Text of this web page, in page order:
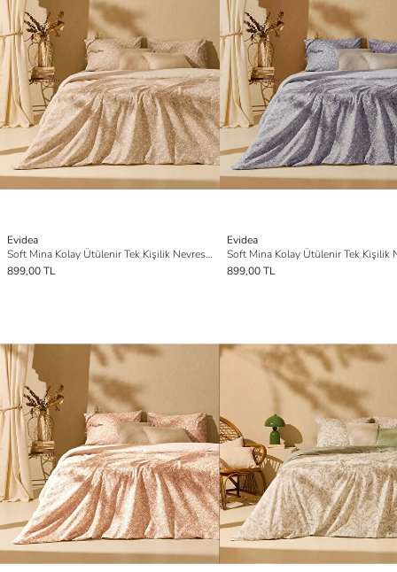
Evidea
Soft Mina Kolay Ütülenir Tek Kişilik Nevresim Takımı - Bej
899,00 TL
Evidea
899,00 TL